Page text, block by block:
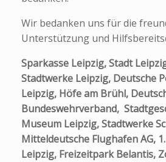
Wir bedanken uns für die
Unterstützung und
Sparkasse Leipzig, Stadt
Stadtwerke Leipzig, Deutsche
Leipzig, Höfe am Brühl,
Bundeswehrverband,
Museum Leipzig, Stadtwerke
Mitteldeutsche Flughafen AG,
Leipzig, Freizeitpark Belantis,